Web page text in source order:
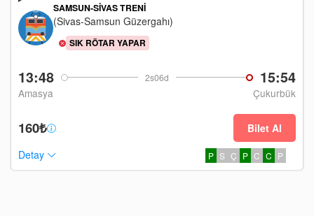
13:48 2s06d 15:54
Amasya Çukurbük
SAMSUN-SIVAS TRENI
(Sivas-Samsun Güzergahı)
SIK RÖTAR YAPAR
160₺
Bilet Al
Detay
P S Ç P C C P